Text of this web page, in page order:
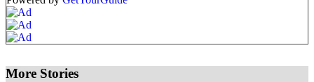
More Stories